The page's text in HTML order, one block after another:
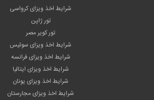
شرایط اخذ ویزای کرواسی
تور ژاپن
تور کویر مصر
شرایط اخذ ویزای سوئیس
شرایط اخذ ویزای فرانسه
شرایط اخذ ویزای ایتالیا
شرایط اخذ ویزای یونان
شرایط اخذ ویزای مجارستان